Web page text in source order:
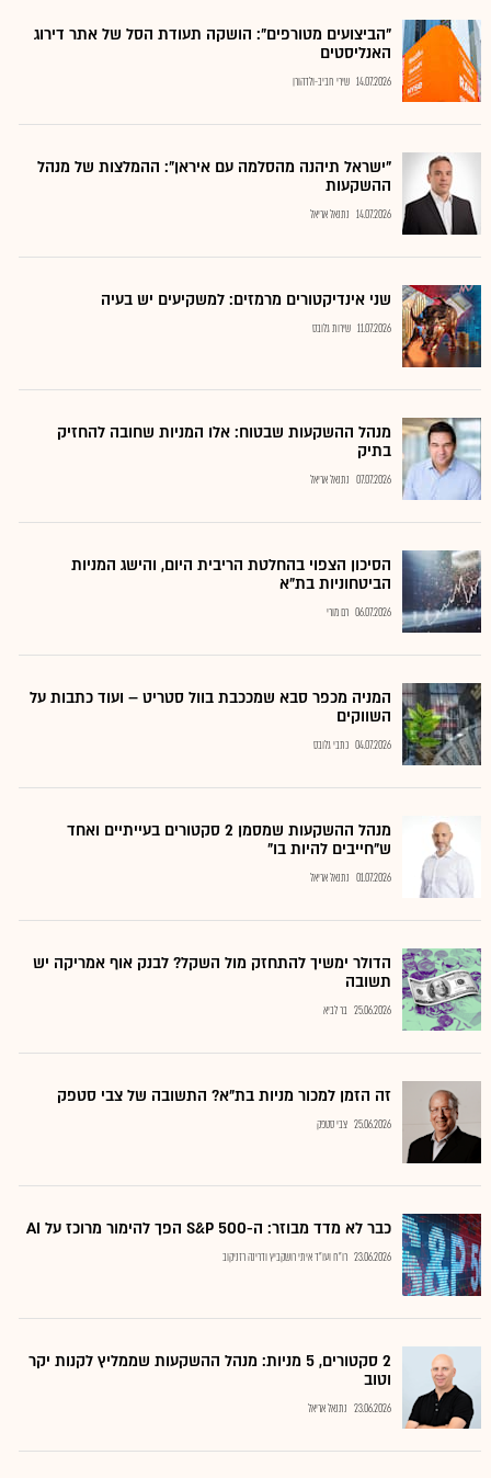
"הביצועים מטורפים": הושקה תעודת הסל של אתר דירוג
האנליסטים
14.07.2026 שירי חביב-ולדהורן
"ישראל תיהנה מהסלמה עם איראן": ההמלצות של מנהל
ההשקעות
14.07.2026 נתנאל אריאל
שני אינדיקטורים מרמזים: למשקיעים יש בעיה
11.07.2026 שירות גלובס
מנהל ההשקעות שבטוח: אלו המניות שחובה להחזיק
בתיק
07.07.2026 נתנאל אריאל
הסיכון הצפוי בהחלטת הריבית היום, והישג המניות
הביטחוניות בת"א
06.07.2026 רם מורי
המניה מכפר סבא שמככבת בוול סטריט – ועוד כתבות על
השווקים
04.07.2026 כתבי גלובס
מנהל ההשקעות שמסמן 2 סקטורים בעייתיים ואחד
ש"חייבים להיות בו"
01.07.2026 נתנאל אריאל
הדולר ימשיך להתחזק מול השקל? לבנק אוף אמריקה יש
תשובה
25.06.2026 בר לביא
זה הזמן למכור מניות בת"א? התשובה של צבי סטפק
25.06.2026 צבי סטפק
כבר לא מדד מבוזר: ה-S&P 500 הפך להימור מרוכז על AI
23.06.2026 רו"ח ועו"ד איתי רושקביץ ודרינה רזניקוב
2 סקטורים, 5 מניות: מנהל ההשקעות שממליץ לקנות יקר
וטוב
23.06.2026 נתנאל אריאל